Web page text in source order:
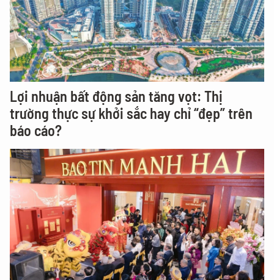
Lợi nhuận bất động sản tăng vọt: Thị
trường thực sự khởi sắc hay chỉ “đẹp” trên
báo cáo?